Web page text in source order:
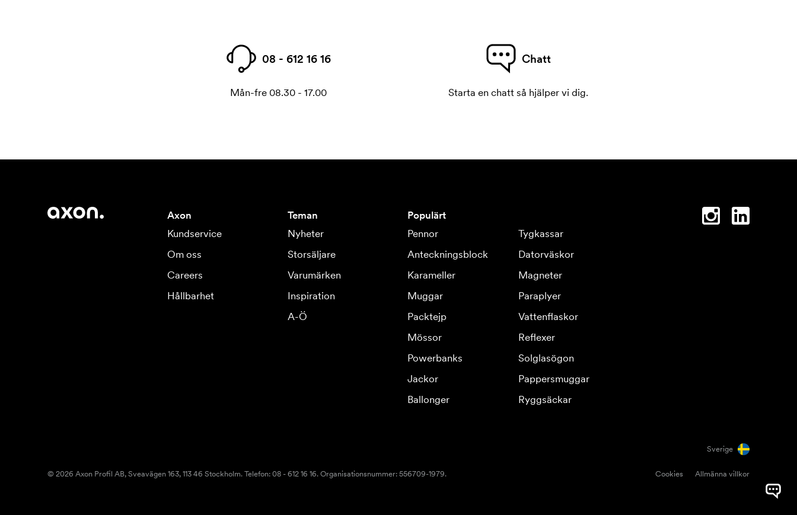
08 - 612 16 16
Mån-fre 08.30 - 17.00
Chatt
Starta en chatt så hjälper vi dig.
Axon
Kundservice
Om oss
Careers
Hållbarhet
Teman
Nyheter
Storsäljare
Varumärken
Inspiration
A-Ö
Populärt
Pennor
Tygkassar
Anteckningsblock
Datorväskor
Karameller
Magneter
Muggar
Paraplyer
Packtejp
Vattenflaskor
Mössor
Reflexer
Powerbanks
Solglasögon
Jackor
Pappersmuggar
Ballonger
Ryggsäckar
Sverige
Cookies Allmänna villkor
© 2026 Axon Profil AB, Sveavägen 163, 113 46 Stockholm. Telefon: 08 - 612 16 16. Organisationsnummer: 556709-1979.